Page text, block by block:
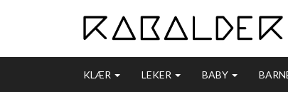
KLÆR LEKER BABY